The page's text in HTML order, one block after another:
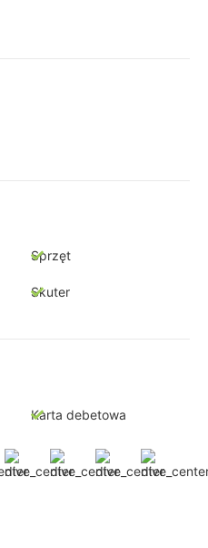
Sprzęt
Skuter
Karta debetowa